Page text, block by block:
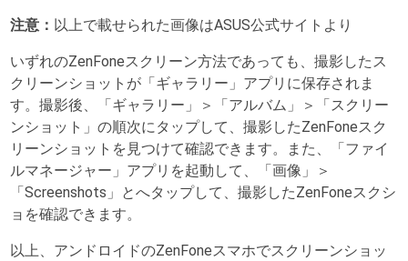
注意： 以上で載せられた画像はASUS公式サイトより
いずれのZenFoneスクリーン方法であっても、撮影したス
クリーンショットが「ギャラリー」アプリに保存されま
す。撮影後、「ギャラリー」＞「アルバム」＞「スクリー
ンショット」の順次にタップして、撮影したZenFoneスク
リーンショットを見つけて確認できます。また、「ファイ
ルマネージャー」アプリを起動して、「画像」＞
「Screenshots」とへタップして、撮影したZenFoneスクシ
ョを確認できます。
以上、アンドロイドのZenFoneスマホでスクリーンショッ